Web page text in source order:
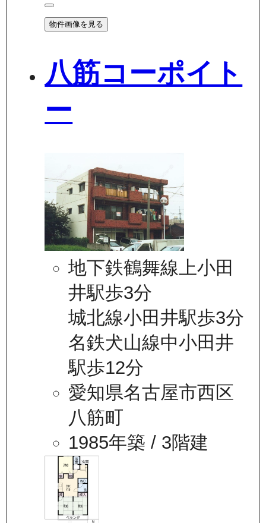
物件画像を見る
八筋コーポイト
ー
地下鉄鶴舞線上小田
井駅歩3分
城北線小田井駅歩3分
名鉄犬山線中小田井
駅歩12分
愛知県名古屋市西区
八筋町
1985年築 / 3階建